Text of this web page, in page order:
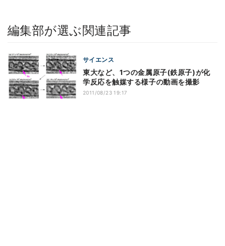
編集部が選ぶ関連記事
サイエンス
東大など、1つの金属原子(鉄原子)が化
学反応を触媒する様子の動画を撮影
2011/08/23 19:17